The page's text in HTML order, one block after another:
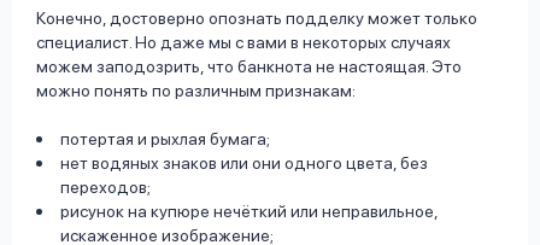
Конечно, достоверно опознать подделку может только
специалист. Но даже мы с вами в некоторых случаях
можем заподозрить, что банкнота не настоящая. Это
можно понять по различным признакам:
потертая и рыхлая бумага;
нет водяных знаков или они одного цвета, без
переходов;
рисунок на купюре нечёткий или неправильное,
искаженное изображение;